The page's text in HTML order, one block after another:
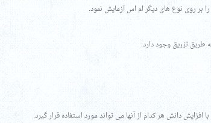
بر روی نوع های دیگر ام اس آزمایش نمود.
طریق تزریق وجود دارد:
دانش هر کدام از آنها می تواند مورد استفاده قرار گیرد.